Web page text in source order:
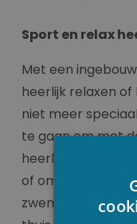
Sport en relax
Met een
heerlijk relaxen
niet meer
te gaan om met
heerlijke
of om je
zwembad breng